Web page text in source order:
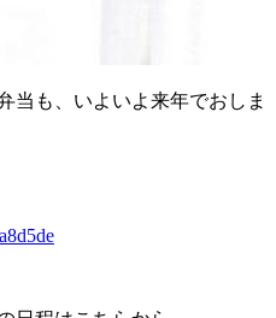
当も、いよいよ来年でおしま